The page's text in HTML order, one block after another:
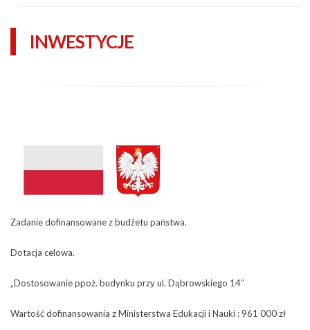
INWESTYCJE
Zadanie dofinansowane z budżetu państwa.
Dotacja celowa.
„Dostosowanie ppoż. budynku przy ul. Dąbrowskiego 14”
Wartość dofinansowania z Ministerstwa Edukacji i Nauki : 961 000 zł